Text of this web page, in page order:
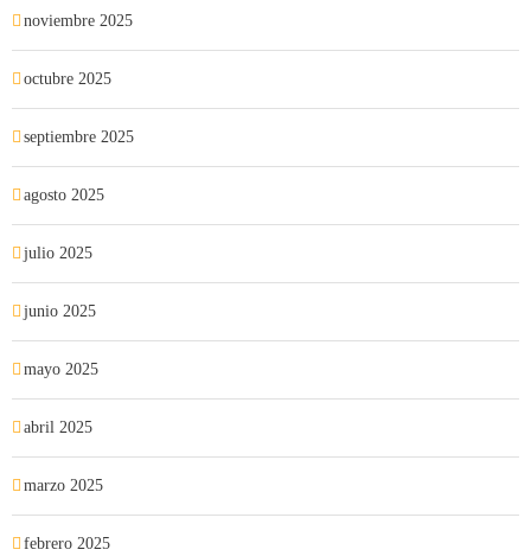
noviembre 2025
octubre 2025
septiembre 2025
agosto 2025
julio 2025
junio 2025
mayo 2025
abril 2025
marzo 2025
febrero 2025